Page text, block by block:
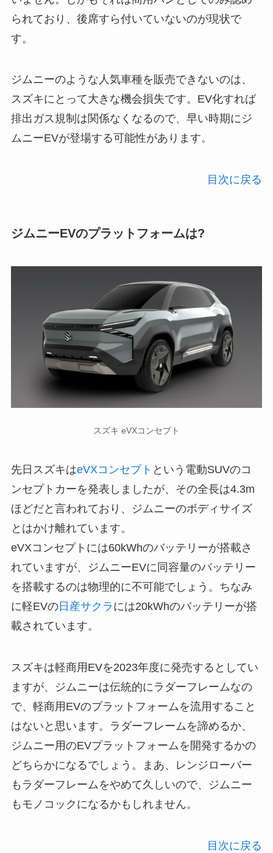
られており、後席すら付いていないのが現状で
す。
ジムニーのような人気車種を販売できないのは、
スズキにとって大きな機会損失です。EV化すれば
排出ガス規制は関係なくなるので、早い時期にジ
ムニーEVが登場する可能性があります。
目次に戻る
ジムニーEVのプラットフォームは?
スズキ eVXコンセプト
先日スズキはeVXコンセプト という電動SUVのコ
ンセプトカーを発表しましたが、その全長は4.3m
ほどだと言われており、ジムニーのボディサイズ
とはかけ離れています。
eVXコンセプトには60kWhのバッテリーが搭載さ
れていますが、ジムニーEVに同容量のバッテリー
を搭載するのは物理的に不可能でしょう。ちなみ
に軽EVの日産サクラ には20kWhのバッテリーが搭
載されています。
スズキは軽商用EVを2023年度に発売するとしてい
ますが、ジムニーは伝統的にラダーフレームなの
で、軽商用EVのプラットフォームを流用すること
はないと思います。ラダーフレームを諦めるか、
ジムニー用のEVプラットフォームを開発するかの
どちらかになるでしょう。まあ、レンジローバー
もラダーフレームをやめて久しいので、ジムニー
もモノコックになるかもしれません。
目次に戻る